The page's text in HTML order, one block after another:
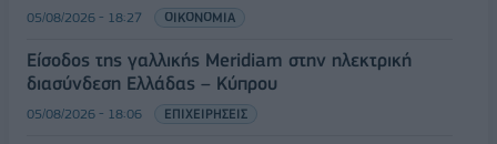
05/08/2026 - 18:27 ΟΙΚΟΝΟΜΙΑ
Είσοδος της γαλλικής Meridiam στην ηλεκτρική
διασύνδεση Ελλάδας – Κύπρου
05/08/2026 - 18:06 ΕΠΙΧΕΙΡΗΣΕΙΣ